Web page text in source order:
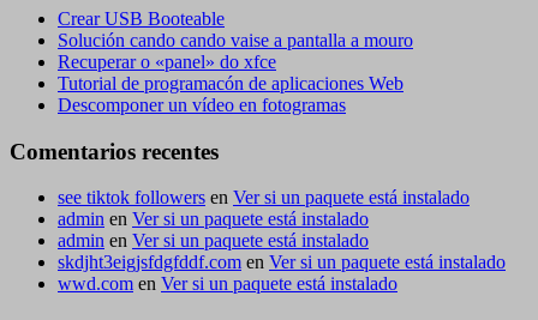
Crear USB Booteable
Solución cando cando vaise a pantalla a mouro
Recuperar o «panel» do xfce
Tutorial de programacón de aplicaciones Web
Descomponer un vídeo en fotogramas
Comentarios recentes
see tiktok followers en Ver si un paquete está instalado
admin en Ver si un paquete está instalado
admin en Ver si un paquete está instalado
skdjht3eigjsfdgfddf.com en Ver si un paquete está instalado
wwd.com en Ver si un paquete está instalado